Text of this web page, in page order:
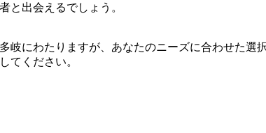
と出会えるでしょう。
にわたりますが、あなたのニーズに合わせた選
てください。